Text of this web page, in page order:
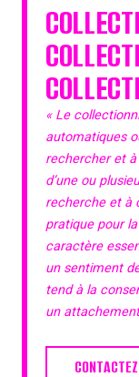
« Le
automatiques
rechercher et
d’une ou
recherche et à
pratique pour
caractère
un sentiment
tend à la
un